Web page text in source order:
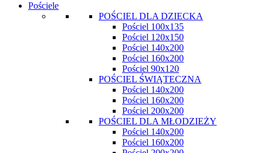
Pościele
POŚCIEL DLA DZIECKA
Pościel 100x135
Pościel 120x150
Pościel 140x200
Pościel 160x200
Pościel 90x120
POŚCIEL ŚWIĄTECZNA
Pościel 140x200
Pościel 160x200
Pościel 200x200
POŚCIEL DLA MŁODZIEŻY
Pościel 140x200
Pościel 160x200